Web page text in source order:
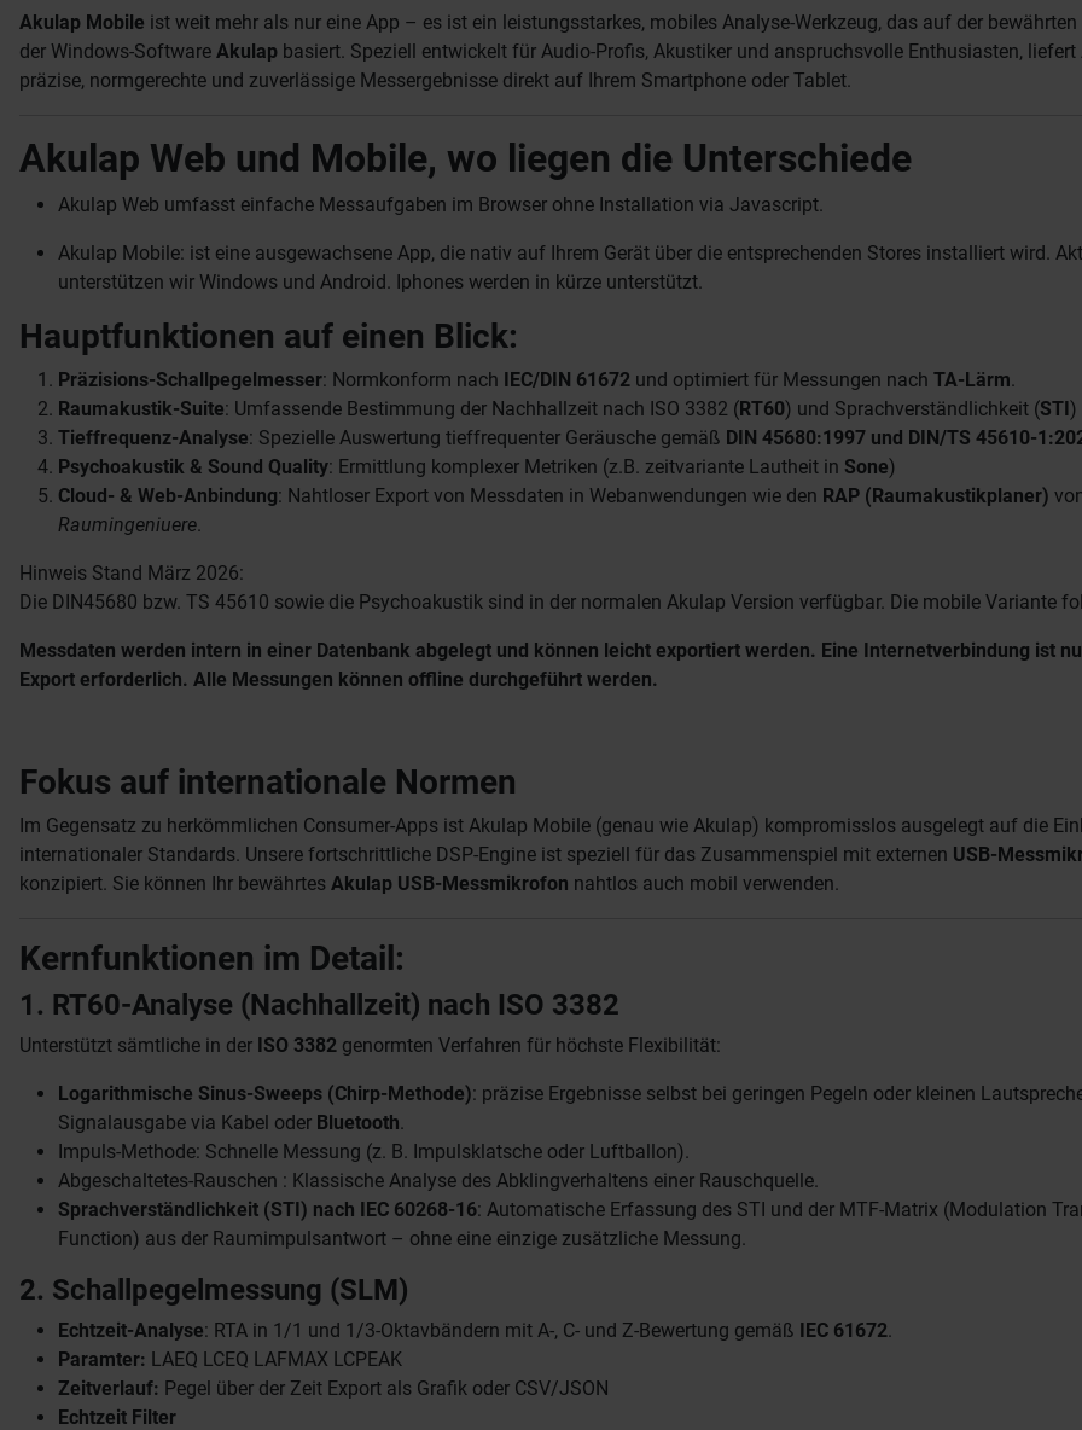
Akulap Mobile ist weit mehr als nur eine App – es ist ein leistungsstarkes, mobiles Analyse-Werkzeug, das auf der
der Windows-Software Akulap basiert. Speziell entwickelt für Audio-Profis, Akustiker und anspruchsvolle Enthusiasten,
präzise, normgerechte und zuverlässige Messergebnisse direkt auf Ihrem Smartphone oder Tablet.
Akulap Web und Mobile, wo liegen die Unterschiede
Akulap Web umfasst einfache Messaufgaben im Browser ohne Installation via Javascript.
Akulap Mobile: ist eine ausgewachsene App, die nativ auf Ihrem Gerät über die entsprechenden Stores installiert wird.
unterstützen wir Windows und Android. Iphones werden in kürze unterstützt.
Hauptfunktionen auf einen Blick:
Präzisions-Schallpegelmesser: Normkonform nach IEC/DIN 61672 und optimiert für Messungen nach TA-Lärm.
Raumakustik-Suite: Umfassende Bestimmung der Nachhallzeit nach ISO 3382 (RT60) und Sprachverständlichkeit (STI)
Tieffrequenz-Analyse: Spezielle Auswertung tieffrequenter Geräusche gemäß DIN 45680:1997 und DIN/TS 45610-
Psychoakustik & Sound Quality: Ermittlung komplexer Metriken (z.B. zeitvariante Lautheit in Sone)
Cloud- & Web-Anbindung: Nahtloser Export von Messdaten in Webanwendungen wie den RAP (Raumakustikplaner)
Raumingeniuere.
Hinweis Stand März 2026:
Die DIN45680 bzw. TS 45610 sowie die Psychoakustik sind in der normalen Akulap Version verfügbar. Die mobile Variante
Messdaten werden intern in einer Datenbank abgelegt und können leicht exportiert werden. Eine Internetverbindung ist
Export erforderlich. Alle Messungen können offline durchgeführt werden.
Fokus auf internationale Normen
Im Gegensatz zu herkömmlichen Consumer-Apps ist Akulap Mobile (genau wie Akulap) kompromisslos ausgelegt auf die
internationaler Standards. Unsere fortschrittliche DSP-Engine ist speziell für das Zusammenspiel mit externen USB-
konzipiert. Sie können Ihr bewährtes Akulap USB-Messmikrofon nahtlos auch mobil verwenden.
Kernfunktionen im Detail:
1. RT60-Analyse (Nachhallzeit) nach ISO 3382
Unterstützt sämtliche in der ISO 3382 genormten Verfahren für höchste Flexibilität:
Logarithmische Sinus-Sweeps (Chirp-Methode): präzise Ergebnisse selbst bei geringen Pegeln oder kleinen
Signalausgabe via Kabel oder Bluetooth.
Impuls-Methode: Schnelle Messung (z. B. Impulsklatsche oder Luftballon).
Abgeschaltetes-Rauschen : Klassische Analyse des Abklingverhaltens einer Rauschquelle.
Sprachverständlichkeit (STI) nach IEC 60268-16: Automatische Erfassung des STI und der MTF-Matrix (Modulation
Function) aus der Raumimpulsantwort – ohne eine einzige zusätzliche Messung.
2. Schallpegelmessung (SLM)
Echtzeit-Analyse: RTA in 1/1 und 1/3-Oktavbändern mit A-, C- und Z-Bewertung gemäß IEC 61672.
Paramter: LAEQ LCEQ LAFMAX LCPEAK
Zeitverlauf: Pegel über der Zeit Export als Grafik oder CSV/JSON
Echtzeit Filter